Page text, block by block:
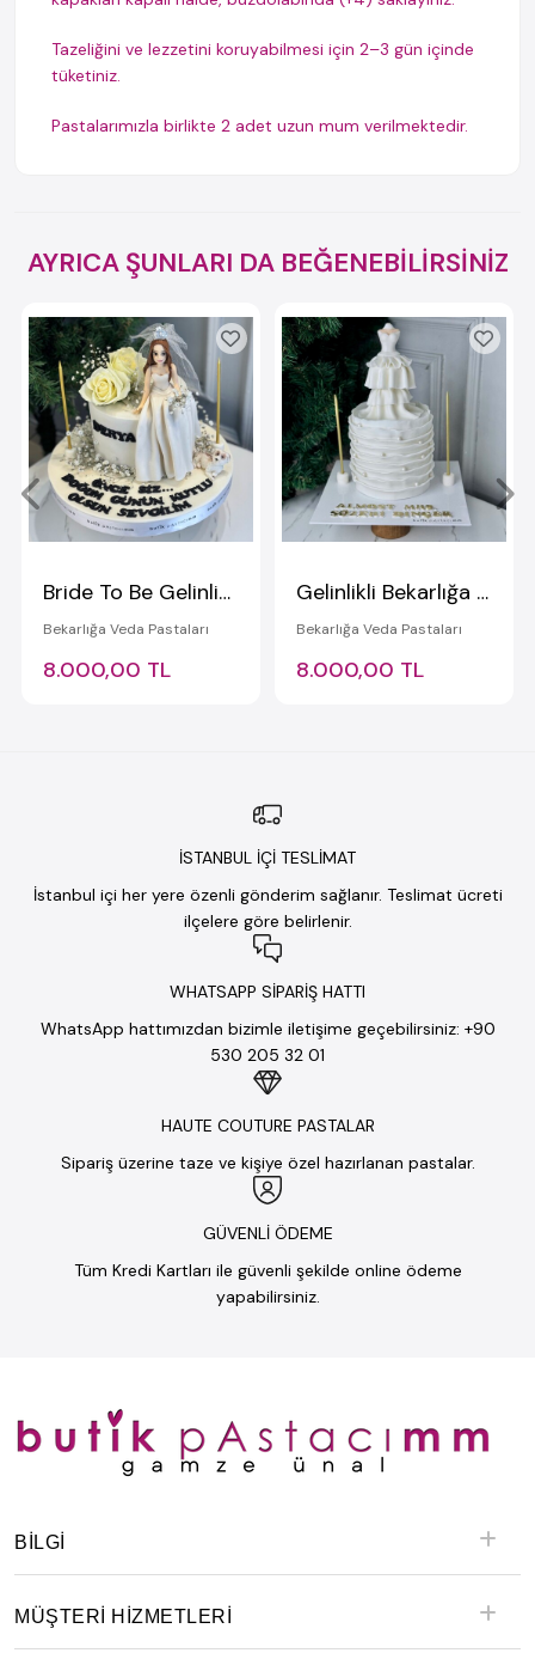
Tazeliğini ve lezzetini koruyabilmesi için 2–3 gün içinde
tüketiniz.
Pastalarımızla birlikte 2 adet uzun mum verilmektedir.
AYRICA ŞUNLARI DA BEĞENEBİLİRSİNİZ
Bride To Be Gelinlikli Pasta
Bekarlığa Veda Pastaları
8.000,00 TL
Gelinlikli Bekarlığa Veda Pastası
Bekarlığa Veda Pastaları
8.000,00 TL
İSTANBUL İÇİ TESLİMAT
İstanbul içi her yere özenli gönderim sağlanır. Teslimat ücreti
ilçelere göre belirlenir.
WHATSAPP SİPARİŞ HATTI
WhatsApp hattımızdan bizimle iletişime geçebilirsiniz: +90
530 205 32 01
HAUTE COUTURE PASTALAR
Sipariş üzerine taze ve kişiye özel hazırlanan pastalar.
GÜVENLİ ÖDEME
Tüm Kredi Kartları ile güvenli şekilde online ödeme
yapabilirsiniz.
BILGI
MÜŞTERİ HİZMETLERİ